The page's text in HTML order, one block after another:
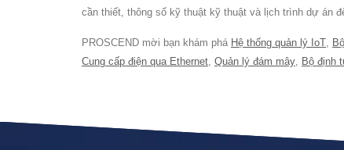
cần thiết, thông số kỹ thuật kỹ thuật và lịch trình dự án
PROSCEND mời bạn khám phá Hệ thống quản lý IoT
Cung cấp điện qua Ethernet Quản lý đám mây Bộ định